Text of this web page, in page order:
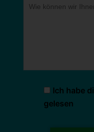
Ich habe
gelesen